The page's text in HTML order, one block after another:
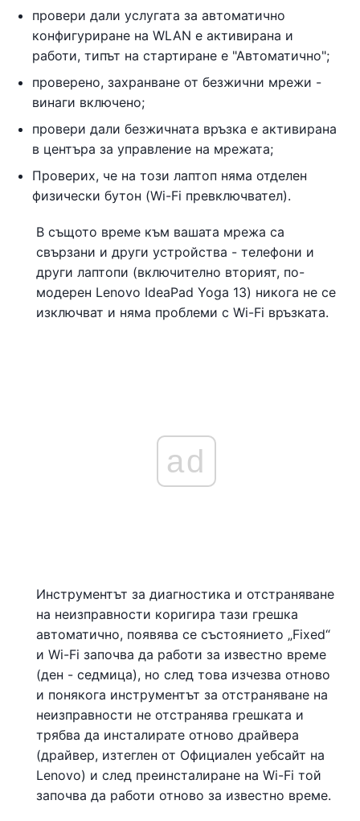
провери дали услугата за автоматично
конфигуриране на WLAN е активирана и
работи, типът на стартиране е "Автоматично";
проверено, захранване от безжични мрежи -
винаги включено;
провери дали безжичната връзка е активирана
в центъра за управление на мрежата;
Проверих, че на този лаптоп няма отделен
физически бутон (Wi-Fi превключвател).
В същото време към вашата мрежа са
свързани и други устройства - телефони и
други лаптопи (включително вторият, по-
модерен Lenovo IdeaPad Yoga 13) никога не се
изключват и няма проблеми с Wi-Fi връзката.
ad
Инструментът за диагностика и отстраняване
на неизправности коригира тази грешка
автоматично, появява се състоянието „Fixed“
и Wi-Fi започва да работи за известно време
(ден - седмица), но след това изчезва отново
и понякога инструментът за отстраняване на
неизправности не отстранява грешката и
трябва да инсталирате отново драйвера
(драйвер, изтеглен от Официален уебсайт на
Lenovo) и след преинсталиране на Wi-Fi той
започва да работи отново за известно време.